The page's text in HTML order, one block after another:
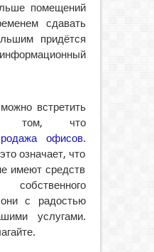
помещений
сдавать
придётся
встретить
о том, что
офисов.
означает, что
имеют средств
с радостью
услугами.